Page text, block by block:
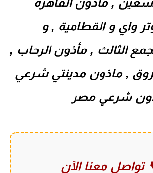
, مأذون القاهرة
واي و القطامية , و
الثالث , مأذون الرحاب ,
, ماذون مدينتي شرعي
شرعي مصر
تواصل معنا الآن